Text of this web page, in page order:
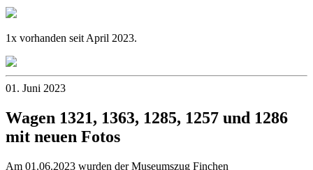
1x vorhanden seit April 2023.
01. Juni 2023
Wagen 1321, 1363, 1285, 1257 und 1286
mit neuen Fotos
Am 01.06.2023 wurden der Museumszug Finchen